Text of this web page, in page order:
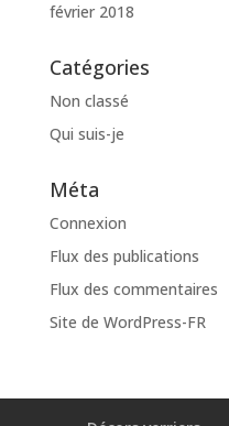
février 2018
Catégories
Non classé
Qui suis-je
Méta
Connexion
Flux des publications
Flux des commentaires
Site de WordPress-FR